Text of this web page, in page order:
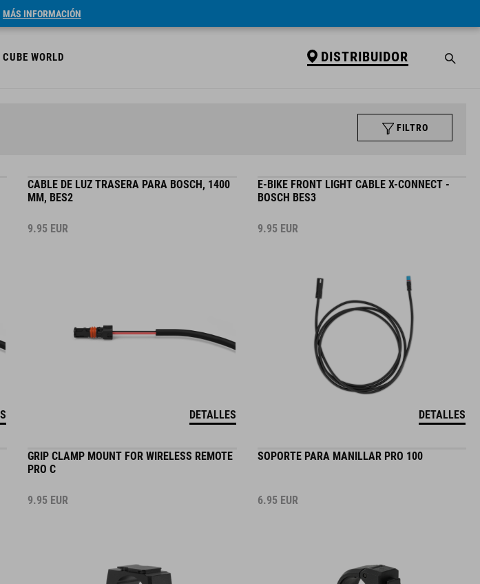
MÁS INFORMACIÓN
CUBE WORLD DISTRIBUIDOR
FILTRO
CABLE DE LUZ TRASERA PARA BOSCH, 1400
MM, BES2
9.95 EUR
DETALLES
E-BIKE FRONT LIGHT CABLE X-CONNECT -
BOSCH BES3
9.95 EUR
DETALLES
GRIP CLAMP MOUNT FOR WIRELESS REMOTE
PRO C
9.95 EUR
SOPORTE PARA MANILLAR PRO 100
6.95 EUR